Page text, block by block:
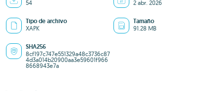
54 2 abr. 2026
Tipo de archivo
XAPK
Tamaño
91.28 MB
SHA256
8cf197c747e551329a48c3736c87
4d3a014b20900aa3e59601f966
8668943e7a